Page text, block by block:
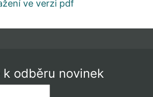
ve verzi pdf
k odběru novinek